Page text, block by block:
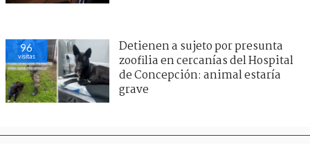
96
visitas
Detienen a sujeto por presunta
zoofilia en cercanías del Hospital
de Concepción: animal estaría
grave